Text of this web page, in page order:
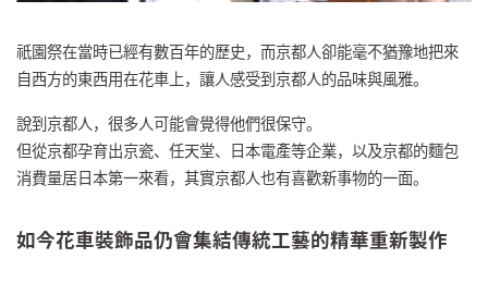
祇園祭在當時已經有數百年的歷史，而京都人卻能毫不猶豫地把來
自西方的東西用在花車上，讓人感受到京都人的品味與風雅。
說到京都人，很多人可能會覺得他們很保守。
但從京都孕育出京瓷、任天堂、日本電產等企業，以及京都的麵包
消費量居日本第一來看，其實京都人也有喜歡新事物的一面。
如今花車裝飾品仍會集結傳統工藝的精華重新製作